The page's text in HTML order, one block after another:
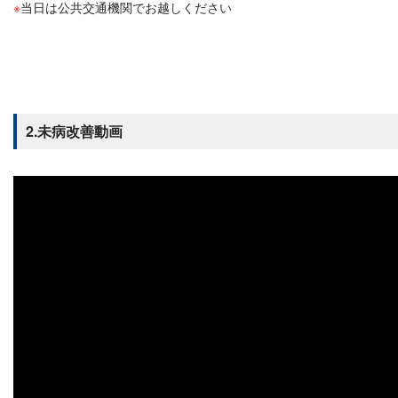
当日は公共交通機関でお越しください
2.未病改善動画